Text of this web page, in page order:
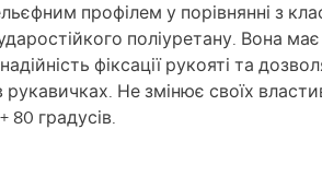
профілем у порівнянні з
поліуретану. Вона
фіксації рукояті та
Не змінює своїх
80 градусів.